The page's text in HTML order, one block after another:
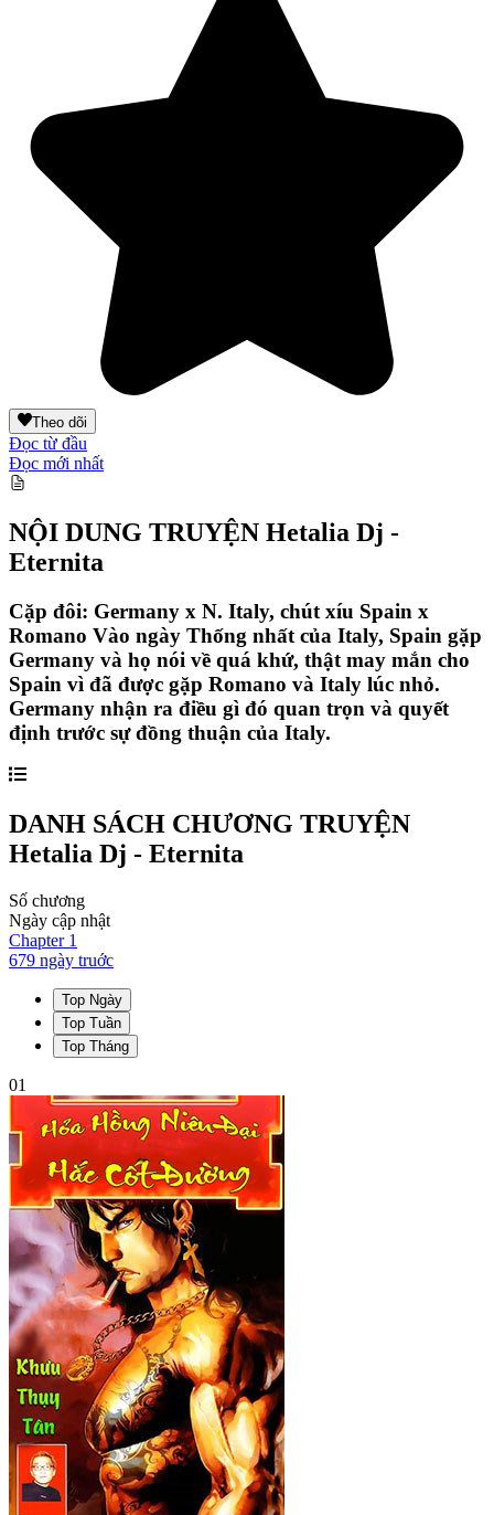
Theo dõi
Đọc từ đầu
Đọc mới nhất
NỘI DUNG TRUYỆN Hetalia Dj -
Eternita
Cặp đôi: Germany x N. Italy, chút xíu Spain x
Romano Vào ngày Thống nhất của Italy, Spain gặp
Germany và họ nói về quá khứ, thật may mắn cho
Spain vì đã được gặp Romano và Italy lúc nhỏ.
Germany nhận ra điều gì đó quan trọn và quyết
định trước sự đồng thuận của Italy.
DANH SÁCH CHƯƠNG TRUYỆN
Hetalia Dj - Eternita
Số chương
Ngày cập nhật
Chapter 1
679 ngày truớc
Top Ngày
Top Tuần
Top Tháng
01